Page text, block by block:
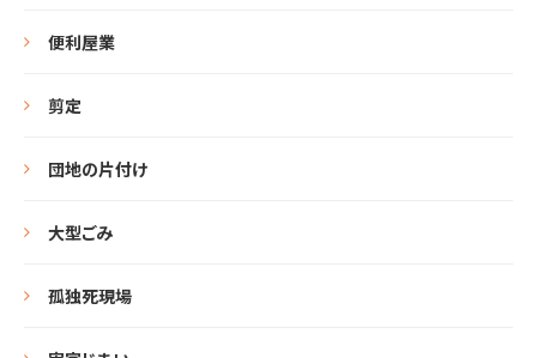
便利屋業
剪定
団地の片付け
大型ごみ
孤独死現場